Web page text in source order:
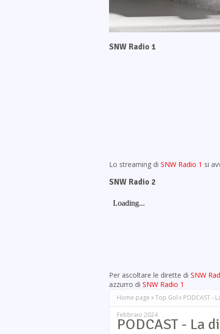
SNW Radio 1
Lo streaming di SNW Radio 1 si
SNW Radio 2
Per ascoltare le dirette di SNW
azzurro di SNW Radio 1
Home page Top Gol PODCAST -
Febbraio 2024
PODCAST - La